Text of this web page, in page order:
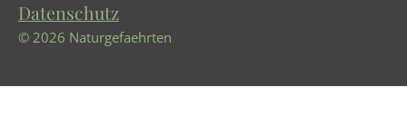
Datenschutz
© 2026 Naturgefaehrten